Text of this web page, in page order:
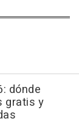
dónde
gratis y